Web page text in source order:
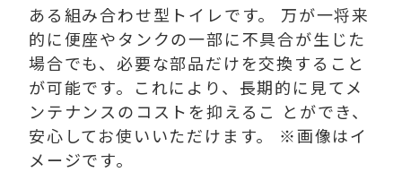
ある組み合わせ型トイレです。 万が一将来
的に便座やタンクの一部に不具合が生じた
場合でも、必要な部品だけを交換すること
が可能です。これにより、長期的に見てメ
ンテナンスのコストを抑えるこ とができ、
安心してお使いいただけます。 ※画像はイ
メージです。